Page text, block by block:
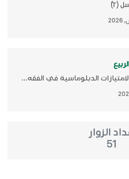
(٢)ّ
الدبلوماسية في الفقه...
الزوار
51